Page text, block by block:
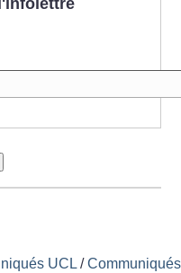
UCL /Communiqués